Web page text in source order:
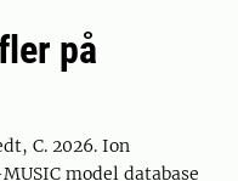
på
C. 2026. Ion
model database